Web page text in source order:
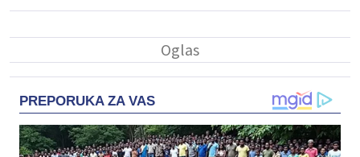
PREPORUKA ZA VAS